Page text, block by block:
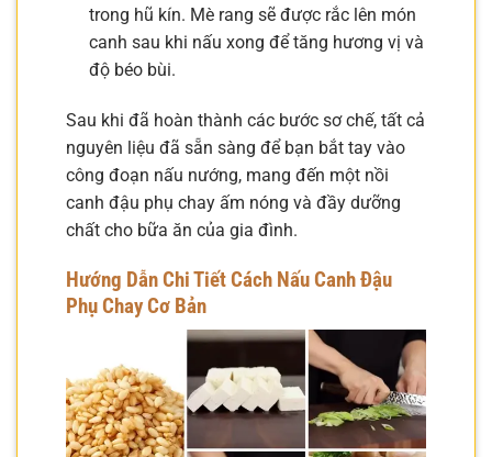
trong hũ kín. Mè rang sẽ được rắc lên món
canh sau khi nấu xong để tăng hương vị và
độ béo bùi.
Sau khi đã hoàn thành các bước sơ chế, tất cả
nguyên liệu đã sẵn sàng để bạn bắt tay vào
công đoạn nấu nướng, mang đến một nồi
canh đậu phụ chay ấm nóng và đầy dưỡng
chất cho bữa ăn của gia đình.
Hướng Dẫn Chi Tiết Cách Nấu Canh Đậu
Phụ Chay Cơ Bản